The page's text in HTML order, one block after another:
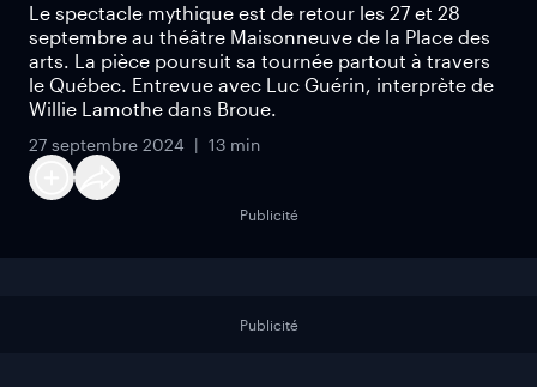
Le spectacle mythique est de retour les 27 et 28
septembre au théâtre Maisonneuve de la Place des
arts. La pièce poursuit sa tournée partout à travers
le Québec. Entrevue avec Luc Guérin, interprète de
Willie Lamothe dans Broue.
27 septembre 2024 13 min
Publicité
Publicité